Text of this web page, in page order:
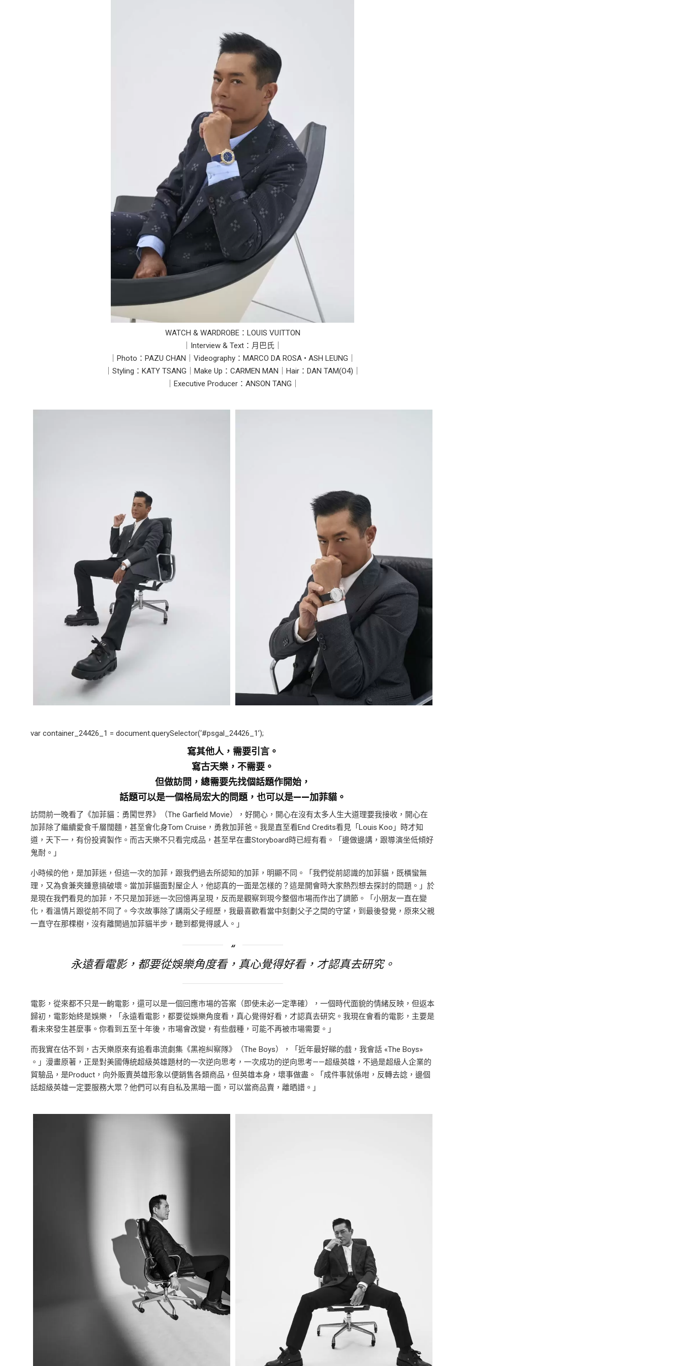
WATCH & WARDROBE：LOUIS VUITTON‭
｜Interview & Text：月巴氏｜
｜Photo：PAZU CHAN｜Videography：MARCO DA ROSA • ASH LEUNG｜
｜Styling：KATY TSANG｜Make Up：CARMEN MAN｜Hair：DAN TAM(O4)｜
｜Executive Producer：ANSON TANG｜
var container_24426_1 = document.querySelector(‘#psgal_24426_1’);
寫其他人，需要引言。
寫古天樂，不需要。
但做訪問，總需要先找個話題作開始，
話題可以是一個格局宏大的問題，也可以是——加菲貓。
訪問前一晚看了《加菲貓：勇闖世界》（The Garfield Movie），好開心，開心在沒有太多人生大道理要我接收，開心在
加菲除了繼續愛食千層闊麵，甚至會化身Tom Cruise，勇救加菲爸。我是直至看End Credits看見「Louis Koo」時才知
道，天下一，有份投資製作。而古天樂不只看完成品，甚至早在畫Storyboard時已經有看。「邊做邊講，跟導演坐低傾好
鬼耐。」
小時候的他，是加菲迷，但這一次的加菲，跟我們過去所認知的加菲，明顯不同。「我們從前認識的加菲貓，既橫蠻無
理，又為食兼夾鍾意搞破壞。當加菲貓面對屋企人，他認真的一面是怎樣的？這是開會時大家熱烈想去探討的問題。」於
是現在我們看見的加菲，不只是加菲迷一次回憶再呈現，反而是觀察到現今整個市場而作出了調節。「小朋友一直在變
化，看溫情片跟從前不同了。今次故事除了講兩父子經歷，我最喜歡看當中刻劃父子之間的守望，到最後發覺，原來父親
一直守在那棵樹，沒有離開過加菲貓半步，聽到都覺得感人。」
永遠看電影，都要從娛樂角度看，真心覺得好看，才認真去研究。
電影，從來都不只是一齣電影，還可以是一個回應市場的答案（即使未必一定準確），一個時代面貌的情緒反映，但返本
歸初，電影始終是娛樂，「永遠看電影，都要從娛樂角度看，真心覺得好看，才認真去研究。我現在會看的電影，主要是
看未來發生甚麼事。你看到五至十年後，市場會改變，有些戲種，可能不再被市場需要。」
而我實在估不到，古天樂原來有追看串流劇集《黑袍糾察隊》（The Boys），「近年最好睇的戲，我會話 «The Boys»
。」漫畫原著，正是對美國傳統超級英雄題材的一次逆向思考，一次成功的逆向思考——超級英雄，不過是超級人企業的
貿驗品，是Product，向外販賣英雄形象以便銷售各類商品，但英雄本身，壞事做盡。「成件事就係咁，反轉去諗，邊個
話超級英雄一定要服務大眾？他們可以有自私及黑暗一面，可以當商品賣，離晒譜。」